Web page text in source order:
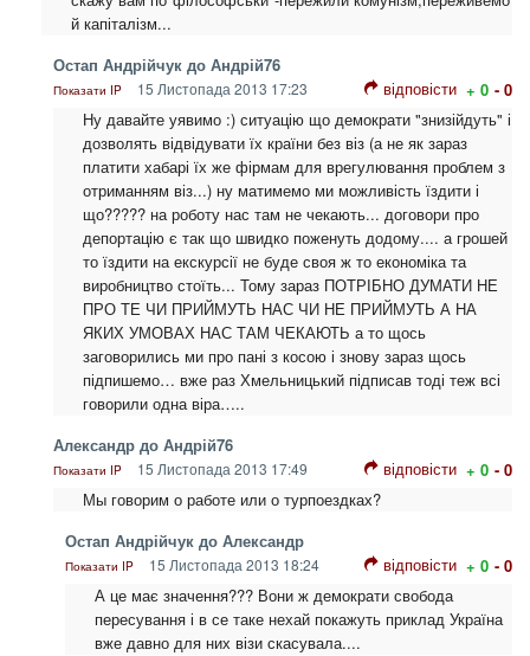
й капіталізм...
Остап Андрійчук до Андрій76
Показати IP 15 Листопада 2013 17:23 відповісти + 0 - 0
Ну давайте уявимо :) ситуацію що демократи "знизійдуть" і
дозволять відвідувати їх країни без віз (а не як зараз
платити хабарі їх же фірмам для врегулювання проблем з
отриманням віз...) ну матимемо ми можливість їздити і
що????? на роботу нас там не чекають... договори про
депортацію є так що швидко поженуть додому.... а грошей
то їздити на екскурсії не буде своя ж то економіка та
виробництво стоїть... Тому зараз ПОТРІБНО ДУМАТИ НЕ
ПРО ТЕ ЧИ ПРИЙМУТЬ НАС ЧИ НЕ ПРИЙМУТЬ А НА
ЯКИХ УМОВАХ НАС ТАМ ЧЕКАЮТЬ а то щось
заговорились ми про пані з косою і знову зараз щось
підпишемо… вже раз Хмельницький підписав тоді теж всі
говорили одна віра…..
Александр до Андрій76
Показати IP 15 Листопада 2013 17:49 відповісти + 0 - 0
Мы говорим о работе или о турпоездках?
Остап Андрійчук до Александр
Показати IP 15 Листопада 2013 18:24 відповісти + 0 - 0
А це має значення??? Вони ж демократи свобода
пересування і в се таке нехай покажуть приклад Україна
вже давно для них візи скасувала....